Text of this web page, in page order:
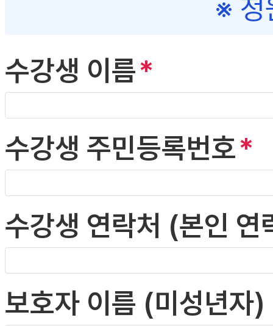
※ 정
수강생 이름
수강생 주민등록번호
수강생 연락처 (본인
보호자 이름 (미성년자)